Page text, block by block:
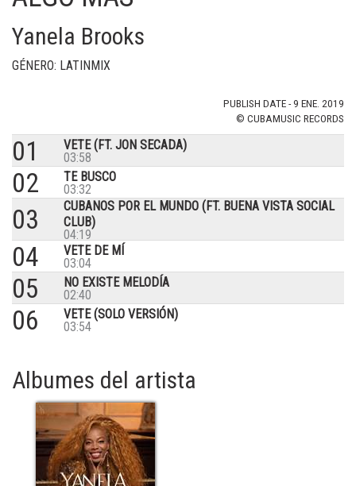
Yanela Brooks
GÉNERO: LATINMIX
PUBLISH DATE - 9 ENE. 2019
© CUBAMUSIC RECORDS
01
VETE (FT. JON SECADA)
03:58
02
TE BUSCO
03:32
03
CUBANOS POR EL MUNDO (FT. BUENA VISTA SOCIAL
CLUB)
04:19
04
VETE DE MÍ
03:04
05
NO EXISTE MELODÍA
02:40
06
VETE (SOLO VERSIÓN)
03:54
Albumes del artista